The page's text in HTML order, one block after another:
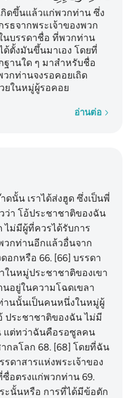
กิดขึ้นแล้วแก่พวกท่าน ซึ่ง
รธจากพระเจ้าของพวก
นบรรดาชื่อ ที่พวกท่าน
ด้ตั้งมันขึ้นมาเอง โดยที่
ฐานใด ๆ มาสำหรับชื่อ
วกท่านจงรอคอยเถิด
ยในหมู่ผู้รอคอย
อ่านต่อ
ดนั้น เราได้ส่งฮูด ซึ่งเป็นพี่
วว่า โอ้ประชาชาติของฉัน
ไม่มีผู้ที่ควรได้รับการ
วกท่านอีกแล้วอื่นจาก
ดอกหรือ 66. [66] บรรดา
ในหมู่ประชาชาติของเขา
นอยู่ในความโฉดเขลา
ท่านนั้นเป็นคนหนึ่งในหมู่ผู้
อ้ ประชาชาติของฉัน ไม่มี
แต่ทว่าฉันคือรอซูลคน
ากลโลก 68. [68] โดยที่ฉัน
รดาสารแห่งพระเจ้าของ
ซื่อตรงแก่พวกท่าน 69.
ะนั้นหรือ การที่ได้มีข้อตัก